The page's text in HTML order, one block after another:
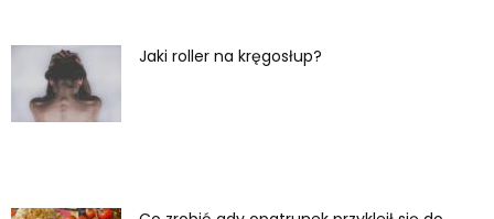
Jaki roller na kręgosłup?